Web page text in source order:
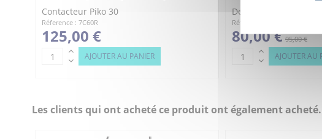
Contacteur Piko 30
Réference : 7C60R
125,00 €
AJOUTER AU PANIER
Destockage -
Réference : 7N41301
80,00 € 95,00 €
AJOUTER AU
Les clients qui ont acheté ce produit ont également